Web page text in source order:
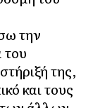
την
του
της,
και τους